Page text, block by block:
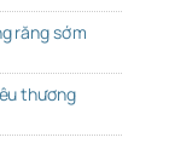
răng sớm
thương